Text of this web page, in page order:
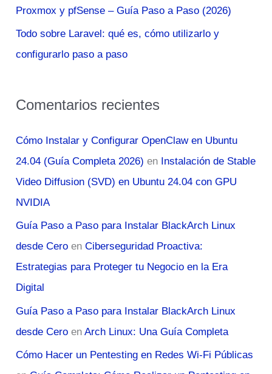
Proxmox y pfSense – Guía Paso a Paso (2026)
Todo sobre Laravel: qué es, cómo utilizarlo y
configurarlo paso a paso
Comentarios recientes
Cómo Instalar y Configurar OpenClaw en Ubuntu
24.04 (Guía Completa 2026) en Instalación de Stable
Video Diffusion (SVD) en Ubuntu 24.04 con GPU
NVIDIA
Guía Paso a Paso para Instalar BlackArch Linux
desde Cero enCiberseguridad Proactiva:
Estrategias para Proteger tu Negocio en la Era
Digital
Guía Paso a Paso para Instalar BlackArch Linux
desde Cero enArch Linux: Una Guía Completa
Cómo Hacer un Pentesting en Redes Wi-Fi Públicas